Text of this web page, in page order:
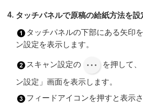
タッチパネルで原稿の給紙方法を設
タッチパネルの下部にある矢印
ン設定を表示します。
スキャン設定の を押して
ン設定」画面を表示します。
フィードアイコンを押すと表示